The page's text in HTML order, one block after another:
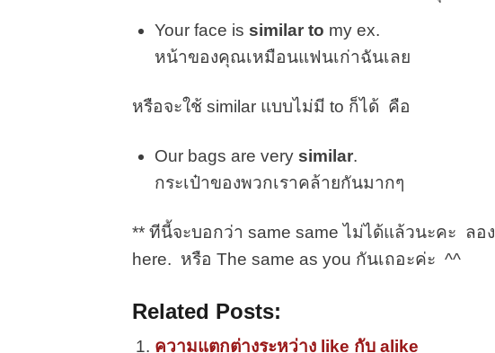
Your face is similar to my ex.
หน้าของคุณเหมือนแฟนเก่าฉันเลย
หรือจะใช้ similar แบบไม่มี to ก็ได้ คือ
Our bags are very similar.
กระเป๋าของพวกเราคล้ายกันมากๆ
** ทีนี้จะบอกว่า same same ไม่ได้แล้วนะคะ ลอ
here. หรือ The same as you กันเถอะค่ะ ^^
Related Posts:
ความแตกต่างระหว่าง like กับ alike